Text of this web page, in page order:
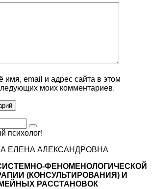
имя, email и адрес сайта в этом
моих комментариев.
психолог!
ЕЛЕНА АЛЕКСАНДРОВНА
ФЕНОМЕНОЛОГИЧЕСКОЙ
(КОНСУЛЬТИРОВАНИЯ) И
РАССТАНОВОК